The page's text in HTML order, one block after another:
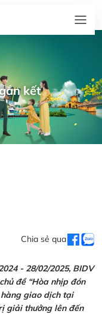
kết
Chia sẻ qua
- 28/02/2025, BIDV
đề “Hòa nhịp đón
hàng giao dịch tại
giải thưởng lên đến